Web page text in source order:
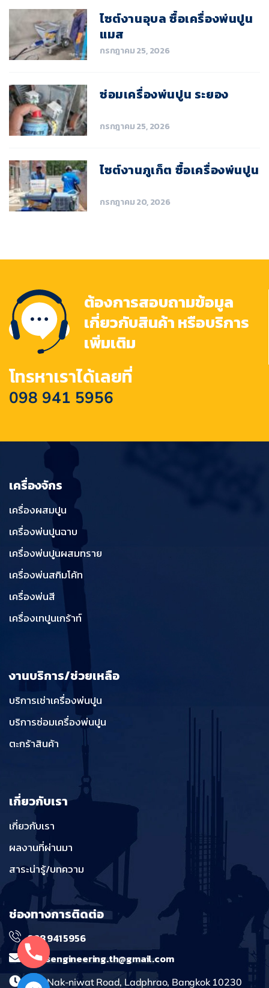
กรกฎาคม 25, 2026
ไซต์งานอุบล ซื้อเครื่องพ่นปูน
แมส
กรกฎาคม 25, 2026
ซ่อมเครื่องพ่นปูน ระยอง
กรกฎาคม 20, 2026
ไซต์งานภูเก็ต ซื้อเครื่องพ่นปูน
ต้องการสอบถามข้อมูล
เกี่ยวกับสินค้า หรือบริการ
เพิ่มเติม
โทรหาเราได้เลยที่
098 941 5956
เครื่องจักร
เครื่องผสมปูน
เครื่องพ่นปูนฉาบ
เครื่องพ่นปูนผสมทราย
เครื่องพ่นสกิมโค้ท
เครื่องพ่นสี
เครื่องเทปูนเกร้าท์
งานบริการ/ช่วยเหลือ
บริการเช่าเครื่องพ่นปูน
บริการซ่อมเครื่องพ่นปูน
ตะกร้าสินค้า
เกี่ยวกับเรา
เกี่ยวกับเรา
ผลงานที่ผ่านมา
สาระน่ารู้/บทความ
ช่องทางการติดต่อ
098 941 5956
massengineering.th@gmail.com
241 Nak-niwat Road, Ladphrao, Bangkok 10230